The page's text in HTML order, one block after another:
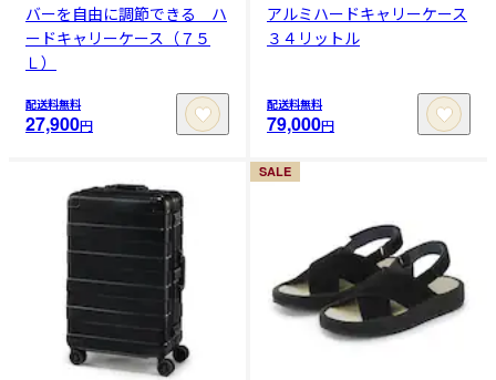
バーを自由に調節できる ハ
ードキャリーケース（７５
Ｌ）
配送料無料
27,900円
アルミハードキャリーケース
３４リットル
配送料無料
79,000円
SALE